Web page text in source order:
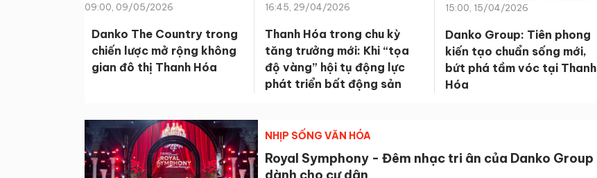
09:00, 09/05/2026
Danko The Country trong
chiến lược mở rộng không
gian đô thị Thanh Hóa
16:45, 29/04/2026
Thanh Hóa trong chu kỳ
tăng trưởng mới: Khi “tọa
độ vàng” hội tụ động lực
phát triển bất động sản
15:00, 15/04/2026
Danko Group: Tiên phong
kiến tạo chuẩn sống mới,
bứt phá tầm vóc tại Thanh
Hóa
NHỊP SỐNG VĂN HÓA
Royal Symphony - Đêm nhạc tri ân của Danko Group
dành cho cư dân